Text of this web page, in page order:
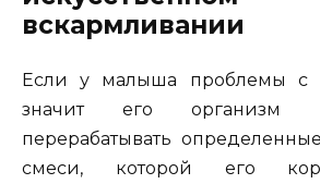
вскармливании
Если у малыша проблемы с
значит его организм
перерабатывать
смеси, которой его